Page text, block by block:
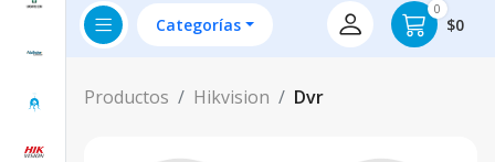
Categorías
0
$0
Productos Hikvision Dvr